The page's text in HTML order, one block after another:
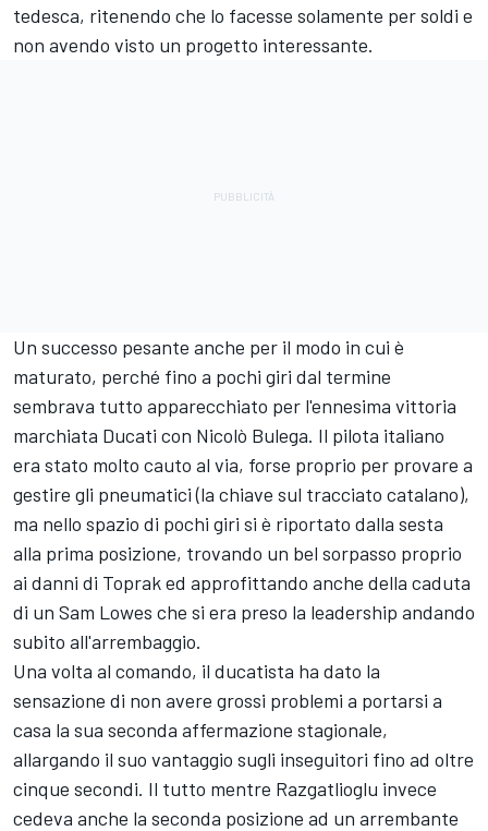
tedesca, ritenendo che lo facesse solamente per soldi e
non avendo visto un progetto interessante.
Un successo pesante anche per il modo in cui è
maturato, perché fino a pochi giri dal termine
sembrava tutto apparecchiato per l'ennesima vittoria
marchiata Ducati con Nicolò Bulega. Il pilota italiano
era stato molto cauto al via, forse proprio per provare a
gestire gli pneumatici (la chiave sul tracciato catalano),
ma nello spazio di pochi giri si è riportato dalla sesta
alla prima posizione, trovando un bel sorpasso proprio
ai danni di Toprak ed approfittando anche della caduta
di un Sam Lowes che si era preso la leadership andando
subito all'arrembaggio.
Una volta al comando, il ducatista ha dato la
sensazione di non avere grossi problemi a portarsi a
casa la sua seconda affermazione stagionale,
allargando il suo vantaggio sugli inseguitori fino ad oltre
cinque secondi. Il tutto mentre Razgatlioglu invece
cedeva anche la seconda posizione ad un arrembante